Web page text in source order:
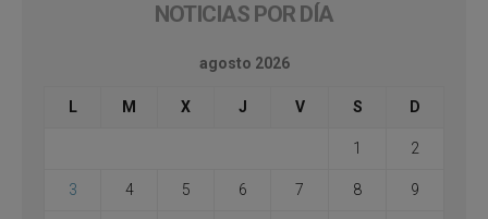
NOTICIAS POR DÍA
agosto 2026
L M X J V S D
1 2
3 4 5 6 7 8 9